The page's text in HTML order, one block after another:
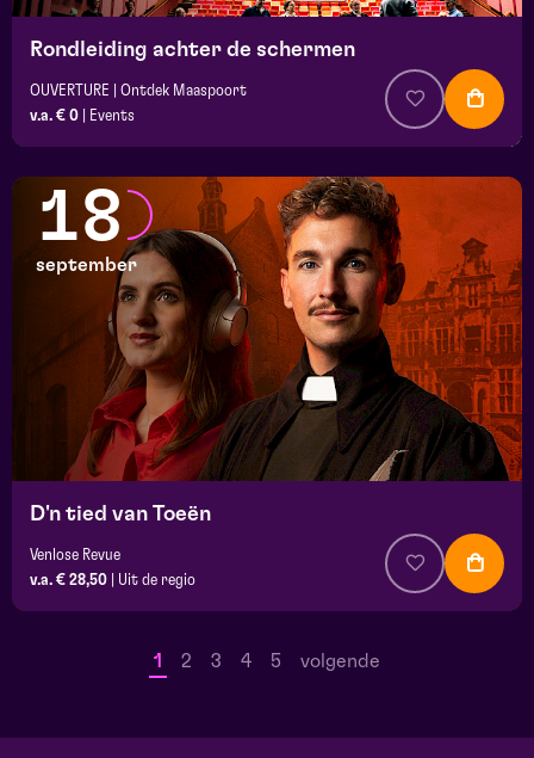
Rondleiding achter de schermen
OUVERTURE | Ontdek Maaspoort
v.a. € 0
Events
18
september
D'n tied van Toeën
Venlose Revue
v.a. € 28,50
Uit de regio
1 2 3 4 5 volgende